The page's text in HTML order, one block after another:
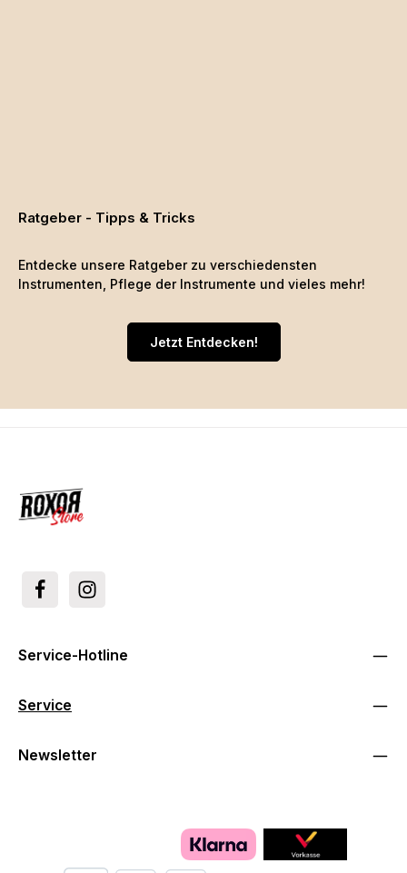
Ratgeber - Tipps & Tricks
Entdecke unsere Ratgeber zu verschiedensten
Instrumenten, Pflege der Instrumente und vieles mehr!
Jetzt Entdecken!
Service-Hotline
Service
Newsletter